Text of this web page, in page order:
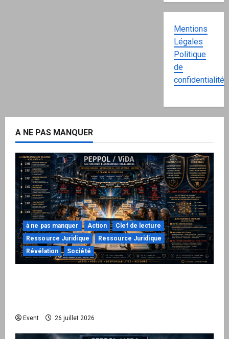
Mentions
Légales
Politique
de
confidentialité
A NE PAS MANQUER
à ne pas manquer Action
Clef de lecture
Ressource Juridique
Ressource Juridique
Révélation
Société
Event 26 juillet 2026